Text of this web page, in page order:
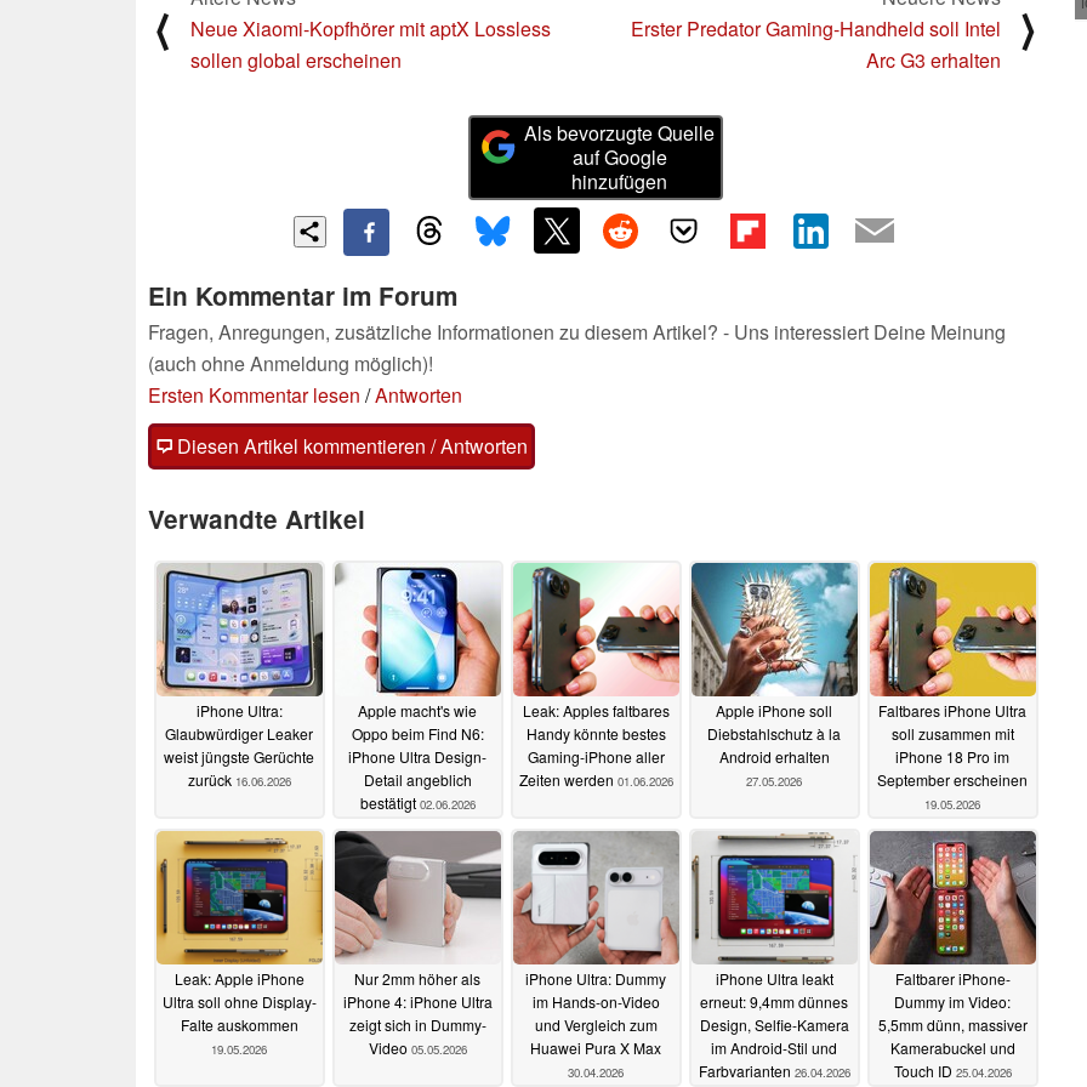
⟨
Neue Xiaomi-Kopfhörer mit aptX Lossless
sollen global erscheinen
Erster Predator Gaming-Handheld soll Intel
Arc G3 erhalten
⟩
Als bevorzugte Quelle
auf Google
hinzufügen
Ein Kommentar im Forum
Fragen, Anregungen, zusätzliche Informationen zu diesem Artikel? - Uns interessiert Deine Meinung
(auch ohne Anmeldung möglich)!
Ersten Kommentar lesen /Antworten
Diesen Artikel kommentieren / Antworten
Verwandte Artikel
iPhone Ultra:
Glaubwürdiger Leaker
weist jüngste Gerüchte
zurück 16.06.2026
Apple macht's wie
Oppo beim Find N6:
iPhone Ultra Design-
Detail angeblich
bestätigt 02.06.2026
Leak: Apples faltbares
Handy könnte bestes
Gaming-iPhone aller
Zeiten werden 01.06.2026
Apple iPhone soll
Diebstahlschutz à la
Android erhalten
27.05.2026
Faltbares iPhone Ultra
soll zusammen mit
iPhone 18 Pro im
September erscheinen
19.05.2026
Leak: Apple iPhone
Ultra soll ohne Display-
Falte auskommen
19.05.2026
Nur 2mm höher als
iPhone 4: iPhone Ultra
zeigt sich in Dummy-
Video 05.05.2026
iPhone Ultra: Dummy
im Hands-on-Video
und Vergleich zum
Huawei Pura X Max
30.04.2026
iPhone Ultra leakt
erneut: 9,4mm dünnes
Design, Selfie-Kamera
im Android-Stil und
Farbvarianten 26.04.2026
Faltbarer iPhone-
Dummy im Video:
5,5mm dünn, massiver
Kamerabuckel und
Touch ID 25.04.2026